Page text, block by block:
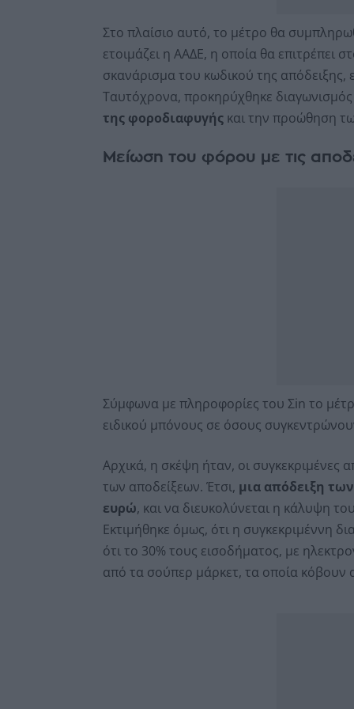
Στο πλαίσιο αυτό, το μέτρο θα
ετοιμάζει η ΑΑΔΕ, η οποία θα επιτρέπει
σκανάρισμα του κωδικού της απόδειξης,
Ταυτόχρονα, προκηρύχθηκε
της φοροδιαφυγήςκαι την προώθηση
Μείωση του φόρου με τις
Σύμφωνα με πληροφορίες του Σin το
ειδικού μπόνους σε όσους
Αρχικά, η σκέψη ήταν, οι συγκεκριμένες
των αποδείξεων. Έτσι, μια απόδειξη
ευρώ, και να διευκολύνεται η κάλυψη
Εκτιμήθηκε όμως, ότι η συγκεκριμέννη
ότι το 30% τους εισοδήματος, με
από τα σούπερ μάρκετ, τα οποία κόβουν